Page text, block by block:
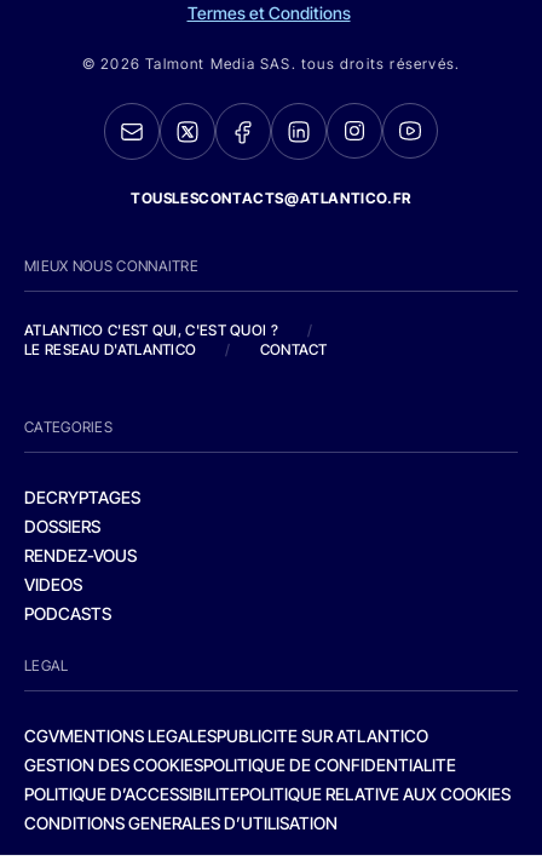
Termes et Conditions
© 2026 Talmont Media SAS. tous droits réservés.
TOUSLESCONTACTS@ATLANTICO.FR
MIEUX NOUS CONNAITRE
ATLANTICO C'EST QUI, C'EST QUOI ?
/
LE RESEAU D'ATLANTICO
/ CONTACT
CATEGORIES
DECRYPTAGES
DOSSIERS
RENDEZ-VOUS
VIDEOS
PODCASTS
LEGAL
CGVMENTIONS LEGALESPUBLICITE SUR ATLANTICO
GESTION DES COOKIESPOLITIQUE DE CONFIDENTIALITE
POLITIQUE D’ACCESSIBILITEPOLITIQUE RELATIVE AUX COOKIES
CONDITIONS GENERALES D’UTILISATION